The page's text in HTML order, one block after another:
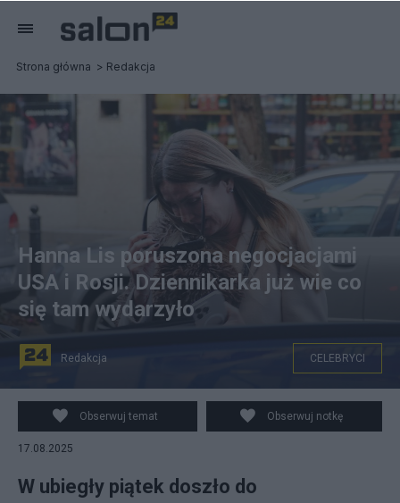
Strona główna Redakcja
n/z: dziennikarka i influencerka Hanna Lis. fot.
FOTON/PAP
Hanna Lis poruszona negocjacjami
USA i Rosji. Dziennikarka już wie co
się tam wydarzyło
Redakcja CELEBRYCI
Obserwuj temat Obserwuj notkę
17.08.2025
W ubiegły piątek doszło do